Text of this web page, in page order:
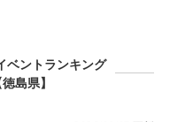
ベントランキング
徳島県】